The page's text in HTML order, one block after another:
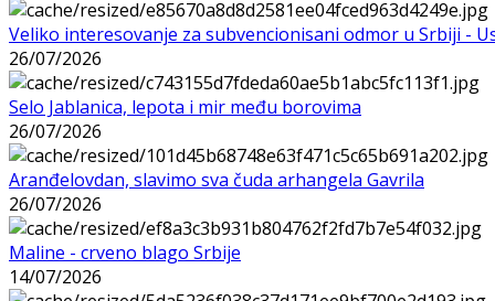
Veliko interesovanje za subvencionisani odmor u Srbiji -
26/07/2026
Selo Jablanica, lepota i mir među borovima
26/07/2026
Aranđelovdan, slavimo sva čuda arhangela Gavrila
26/07/2026
Maline - crveno blago Srbije
14/07/2026